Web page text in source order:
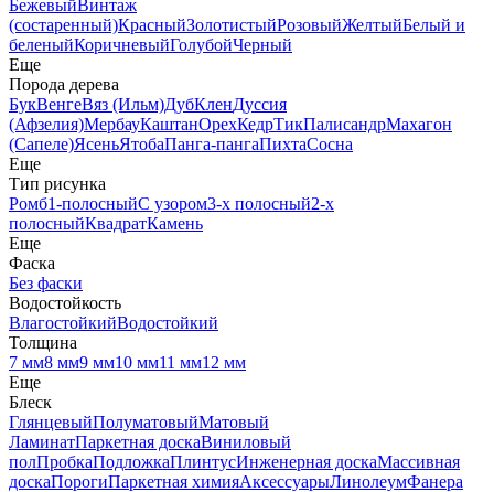
БежевыйВинтаж
(состаренный)КрасныйЗолотистыйРозовыйЖелтыйБелый и
беленыйКоричневыйГолубойЧерный
Еще
Порода дерева
БукВенгеВяз (Ильм)ДубКленДуссия
(Афзелия)МербауКаштанОрехКедрТикПалисандрМахагон
(Сапеле)ЯсеньЯтобаПанга-пангаПихтаСосна
Еще
Тип рисунка
Ромб1-полосныйС узором3-х полосный2-х
полосныйКвадратКамень
Еще
Фаска
Без фаски
Водостойкость
ВлагостойкийВодостойкий
Толщина
7 мм8 мм9 мм10 мм11 мм12 мм
Еще
Блеск
ГлянцевыйПолуматовыйМатовый
ЛаминатПаркетная доскаВиниловый
полПробкаПодложкаПлинтусИнженерная доскаМассивная
доскаПорогиПаркетная химияАксессуарыЛинолеумФанера